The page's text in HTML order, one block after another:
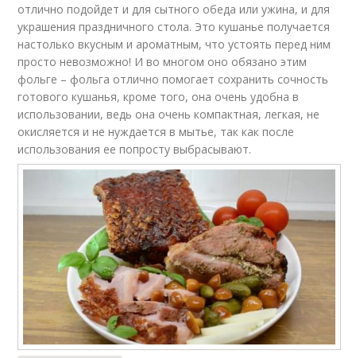
отлично подойдет и для сытного обеда или ужина, и для
украшения праздничного стола. Это кушанье получается
настолько вкусным и ароматным, что устоять перед ним
просто невозможно! И во многом оно обязано этим
фольге – фольга отлично помогает сохранить сочность
готового кушанья, кроме того, она очень удобна в
использовании, ведь она очень компактная, легкая, не
окисляется и не нуждается в мытье, так как после
использования ее попросту выбрасывают.